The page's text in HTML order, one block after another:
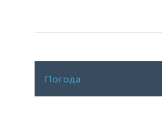
Погода